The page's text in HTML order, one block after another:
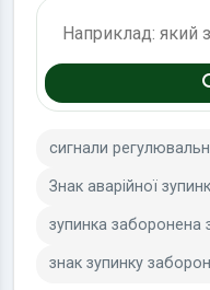
сигнали
Знак аварійної
зупинка заборонена
знак зупинку